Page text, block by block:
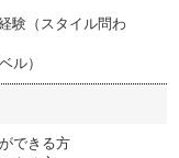
験（スタイル問わ
ル）
できる方